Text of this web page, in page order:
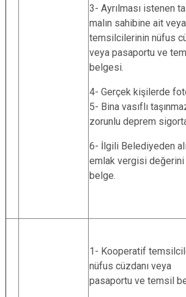
3- Ayrılması istenen
malın sahibine ait
temsilcilerinin nüfus
veya pasaportu ve
belgesi.
4- Gerçek kişilerde
5- Bina vasıflı
zorunlu deprem
6- İlgili Belediyeden
emlak vergisi
belge.
1- Kooperatif
nüfus cüzdanı veya
pasaportu ve temsil